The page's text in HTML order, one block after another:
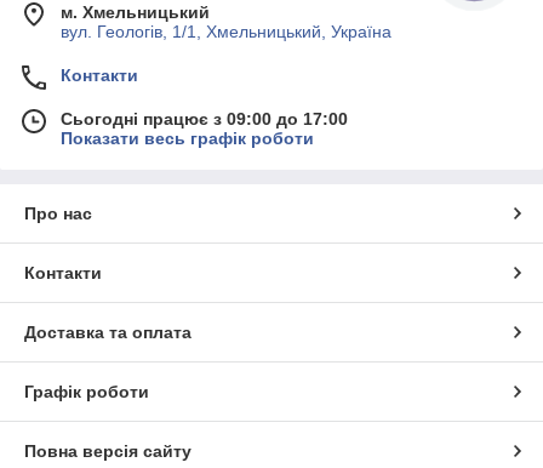
м. Хмельницький
вул. Геологів, 1/1, Хмельницький, Україна
Контакти
Сьогодні працює з 09:00 до 17:00
Показати весь графік роботи
Про нас
Контакти
Доставка та оплата
Графік роботи
Повна версія сайту